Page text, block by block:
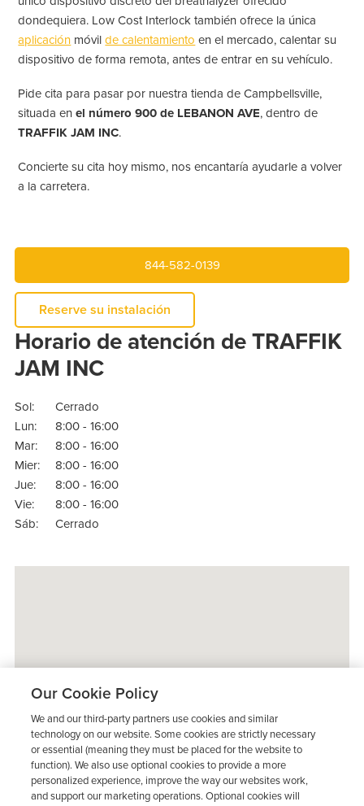
dondequiera. Low Cost Interlock también ofrece la única
aplicación móvilde calentamiento en el mercado, calentar su
dispositivo de forma remota, antes de entrar en su vehículo.
Pide cita para pasar por nuestra tienda de Campbellsville,
situada enel número 900 de LEBANON AVE, dentro de
TRAFFIK JAM INC.
Concierte su cita hoy mismo, nos encantaría ayudarle a volver
a la carretera.
844-582-0139
Reserve su instalación
Horario de atención de TRAFFIK
JAM INC
Sol:
Cerrado
Lun:
8:00 - 16:00
Mar:
8:00 - 16:00
Mier:
8:00 - 16:00
Jue:
8:00 - 16:00
Vie:
8:00 - 16:00
Sáb:
Cerrado
Our Cookie Policy
We and our third-party partners use cookies and similar
technology on our website. Some cookies are strictly necessary
or essential (meaning they must be placed for the website to
function). We also use optional cookies to provide a more
personalized experience, improve the way our websites work,
and support our marketing operations. Optional cookies will